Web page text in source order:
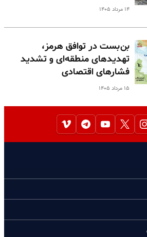
۱۴ مرداد ۱۴۰۵
بن‌بست در توافق هرمز،
تهدیدهای منطقه‌ای و تشدید
فشارهای اقتصادی
۱۵ مرداد ۱۴۰۵